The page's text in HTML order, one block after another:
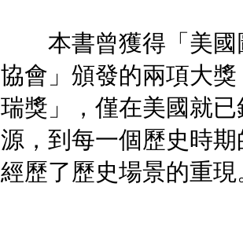
本書曾獲得「美國
協會」頒發的兩項大
瑞獎」，僅在美國就
源，到每一個歷史時
經歷了歷史場景的重現